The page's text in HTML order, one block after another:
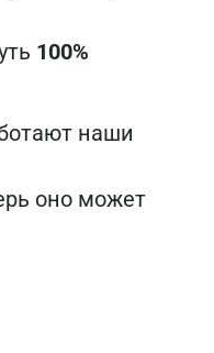
100%
наши
оно может